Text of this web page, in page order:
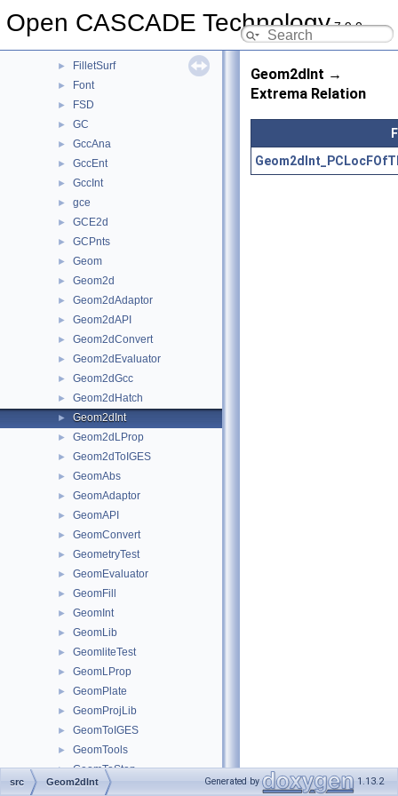
Open CASCADE Technology7.9.0
FairCurve
► FilletSurf
► Font
► FSD
► GC
► GccAna
► GccEnt
► GccInt
► gce
► GCE2d
► GCPnts
► Geom
► Geom2d
► Geom2dAdaptor
► Geom2dAPI
► Geom2dConvert
► Geom2dEvaluator
► Geom2dGcc
► Geom2dHatch
► Geom2dInt
► Geom2dLProp
► Geom2dToIGES
► GeomAbs
► GeomAdaptor
► GeomAPI
► GeomConvert
► GeometryTest
► GeomEvaluator
► GeomFill
► GeomInt
► GeomLib
► GeomliteTest
► GeomLProp
► GeomPlate
► GeomProjLib
► GeomToIGES
► GeomTools
► GeomToStep
► gp
Geom2dInt →
Extrema Relation
src Geom2dInt Generated by 1.13.2